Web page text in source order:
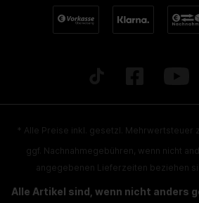
* Alle Preise inkl. gesetzl. Mehrwertsteuer
ggf. Nachnahmegebühren, wenn nicht
angegebenen Lieferzeiten beziehen
Alle Artikel sind, wenn nicht anders